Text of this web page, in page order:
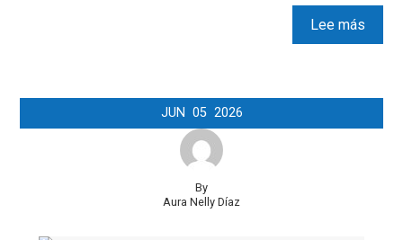
Lee más
JUN 05 2026
By
Aura Nelly Díaz